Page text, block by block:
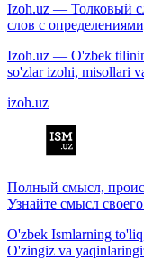
Izoh.uz — Толковый
слов с
Izoh.uz — O'zbek
so'zlar izohi, misollari
izoh.uz
Полный смысл,
Узнайте смысл
O'zbek Ismlarning
O'zingiz va